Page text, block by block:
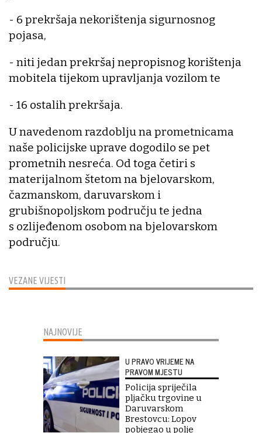
VEZANE VIJESTI
- 6 prekršaja nekorištenja sigurnosnog
pojasa,
- niti jedan prekršaj nepropisnog korištenja
mobitela tijekom upravljanja vozilom te
- 16 ostalih prekršaja.
U navedenom razdoblju na prometnicama
naše policijske uprave dogodilo se pet
prometnih nesreća. Od toga četiri s
materijalnom štetom na bjelovarskom,
čazmanskom, daruvarskom i
grubišnopoljskom području te jedna
s ozlijeđenom osobom na bjelovarskom
području.
NAJNOVIJE
U PRAVO VRIJEME NA
PRAVOM MJESTU
Policija spriječila
pljačku trgovine u
Daruvarskom
Brestovcu: Lopov
pobjegao u polje